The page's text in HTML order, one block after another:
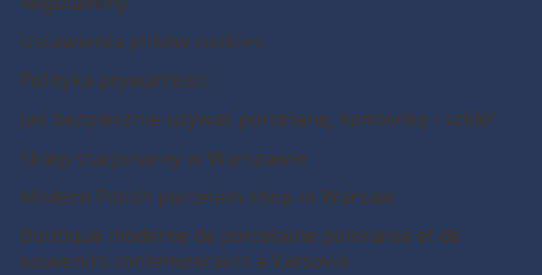
Ustawienia plików cookies
Polityka prywatności
Jak bezpiecznie używać porcelanę, kamionkę i szkło!
Sklep stacjonarny w Warszawie
Modern Polish porcelain shop in Warsaw
Boutique moderne de porcelaine polonaise et de
souvenirs contemporains à Varsovie